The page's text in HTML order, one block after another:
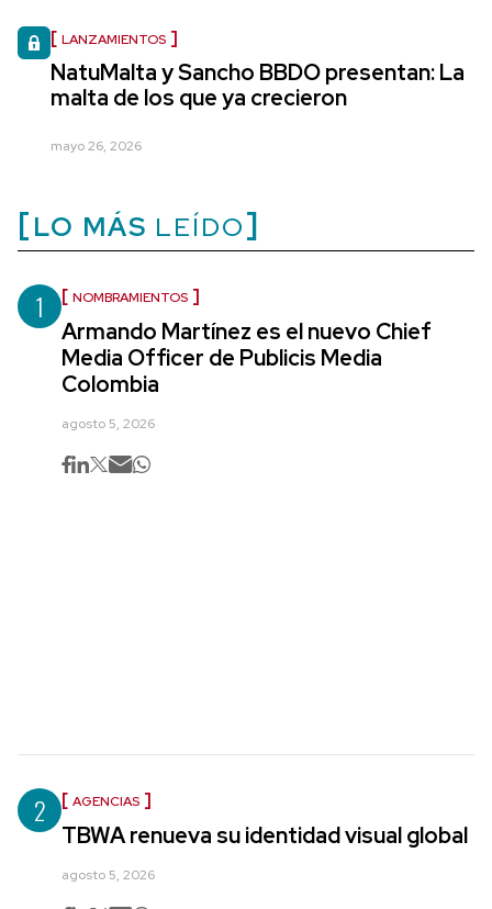
LANZAMIENTOS
NatuMalta y Sancho BBDO presentan: La
malta de los que ya crecieron
mayo 26, 2026
LO MÁS LEÍDO
1 NOMBRAMIENTOS
Armando Martínez es el nuevo Chief
Media Officer de Publicis Media
Colombia
agosto 5, 2026
2 AGENCIAS
TBWA renueva su identidad visual global
agosto 5, 2026